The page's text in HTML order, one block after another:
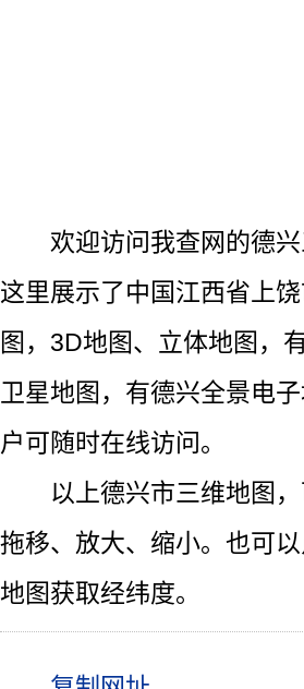
欢迎访问我查网的德兴
这里展示了中国江西省上
图，3D地图、立体地图，
卫星地图，有德兴全景电
户可随时在线访问。
以上德兴市三维地图
拖移、放大、缩小。也可
地图获取经纬度。